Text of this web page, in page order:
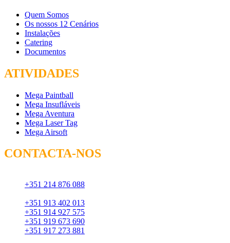
Quem Somos
Os nossos 12 Cenários
Instalações
Catering
Documentos
ATIVIDADES
Mega Paintball
Mega Insufláveis
Mega Aventura
Mega Laser Tag
Mega Airsoft
CONTACTA-NOS
+351 214 876 088
+351 913 402 013
+351 914 927 575
+351 919 673 690
+351 917 273 881